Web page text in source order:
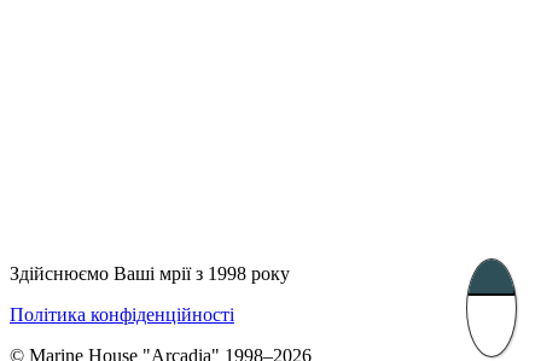
Здійснюємо Ваші мрії з 1998 року
Політика конфіденційності
© Marine House "Arcadia" 1998–2026